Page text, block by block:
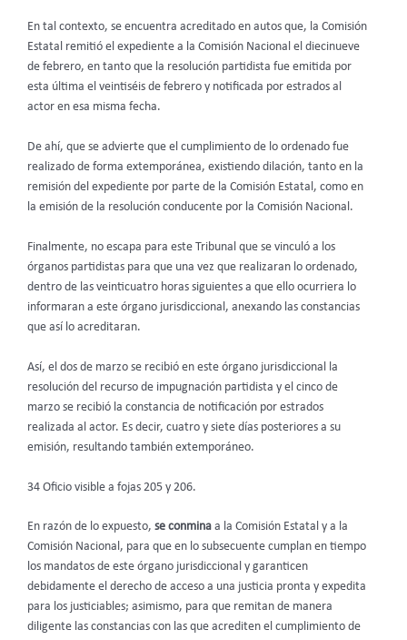
En tal contexto, se encuentra acreditado en autos que, la Comisión
Estatal remitió el expediente a la Comisión Nacional el diecinueve
de febrero, en tanto que la resolución partidista fue emitida por
esta última el veintiséis de febrero y notificada por estrados al
actor en esa misma fecha.
De ahí, que se advierte que el cumplimiento de lo ordenado fue
realizado de forma extemporánea, existiendo dilación, tanto en la
remisión del expediente por parte de la Comisión Estatal, como en
la emisión de la resolución conducente por la Comisión Nacional.
Finalmente, no escapa para este Tribunal que se vinculó a los
órganos partidistas para que una vez que realizaran lo ordenado,
dentro de las veinticuatro horas siguientes a que ello ocurriera lo
informaran a este órgano jurisdiccional, anexando las constancias
que así lo acreditaran.
Así, el dos de marzo se recibió en este órgano jurisdiccional la
resolución del recurso de impugnación partidista y el cinco de
marzo se recibió la constancia de notificación por estrados
realizada al actor. Es decir, cuatro y siete días posteriores a su
emisión, resultando también extemporáneo.
34 Oficio visible a fojas 205 y 206.
En razón de lo expuesto, se conmina a la Comisión Estatal y a la
Comisión Nacional, para que en lo subsecuente cumplan en tiempo
los mandatos de este órgano jurisdiccional y garanticen
debidamente el derecho de acceso a una justicia pronta y expedita
para los justiciables; asimismo, para que remitan de manera
diligente las constancias con las que acrediten el cumplimiento de